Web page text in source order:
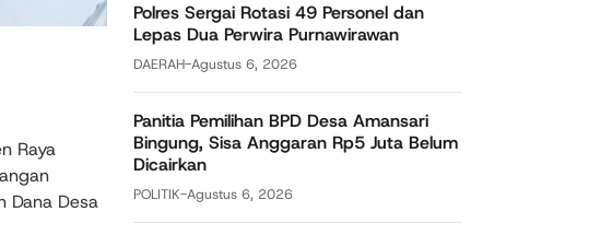
Raya
Dana Desa
Polres Sergai Rotasi 49 Personel dan
Lepas Dua Perwira Purnawirawan
DAERAH-Agustus 6, 2026
Panitia Pemilihan BPD Desa Amansari
Bingung, Sisa Anggaran Rp5 Juta Belum
Dicairkan
POLITIK-Agustus 6, 2026